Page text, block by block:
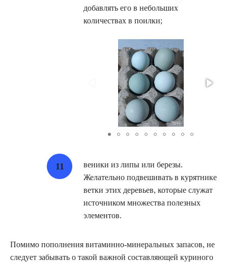
добавлять его в небольших
количествах в поилки;
веники из липы или березы.
Желательно подвешивать в курятнике
ветки этих деревьев, которые служат
источником множества полезных
элементов.
Помимо пополнения витаминно-минеральных запасов, не
следует забывать о такой важной составляющей куриного